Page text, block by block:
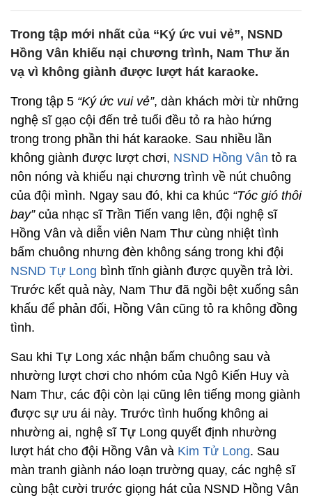
Trong tập mới nhất của “Ký ức vui vẻ”, NSND
Hồng Vân khiếu nại chương trình, Nam Thư ăn
vạ vì không giành được lượt hát karaoke.
Trong tập 5 “Ký ức vui vẻ”, dàn khách mời từ những
nghệ sĩ gạo cội đến trẻ tuổi đều tỏ ra hào hứng
trong trong phần thi hát karaoke. Sau nhiều lần
không giành được lượt chơi, NSND Hồng Vân tỏ ra
nôn nóng và khiếu nại chương trình về nút chuông
của đội mình. Ngay sau đó, khi ca khúc “Tóc gió thôi
bay”của nhạc sĩ Trần Tiến vang lên, đội nghệ sĩ
Hồng Vân và diễn viên Nam Thư cùng nhiệt tình
bấm chuông nhưng đèn không sáng trong khi đội
NSND Tự Long bình tĩnh giành được quyền trả lời.
Trước kết quả này, Nam Thư đã ngồi bệt xuống sân
khấu để phản đối, Hồng Vân cũng tỏ ra không đồng
tình.
Sau khi Tự Long xác nhận bấm chuông sau và
nhường lượt chơi cho nhóm của Ngô Kiến Huy và
Nam Thư, các đội còn lại cũng lên tiếng mong giành
được sự ưu ái này. Trước tình huống không ai
nhường ai, nghệ sĩ Tự Long quyết định nhường
lượt hát cho đội Hồng Vân và Kim Tử Long. Sau
màn tranh giành náo loạn trường quay, các nghệ sĩ
cùng bật cười trước giọng hát của NSND Hồng Vân